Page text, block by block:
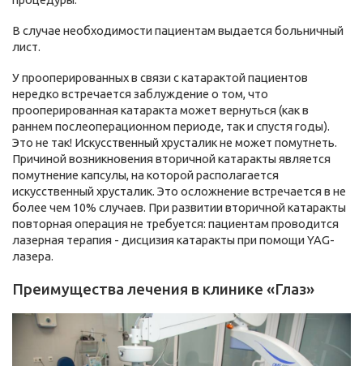
В случае необходимости пациентам выдается больничный
лист.
У прооперированных в связи с катарактой пациентов
нередко встречается заблуждение о том, что
прооперированная катаракта может вернуться (как в
раннем послеоперационном периоде, так и спустя годы).
Это не так! Искусственный хрусталик не может помутнеть.
Причиной возникновения вторичной катаракты является
помутнение капсулы, на которой располагается
искусственный хрусталик. Это осложнение встречается в не
более чем 10% случаев. При развитии вторичной катаракты
повторная операция не требуется: пациентам проводится
лазерная терапия - дисцизия катаракты при помощи YAG-
лазера.
Преимущества лечения в клинике «Глаз»